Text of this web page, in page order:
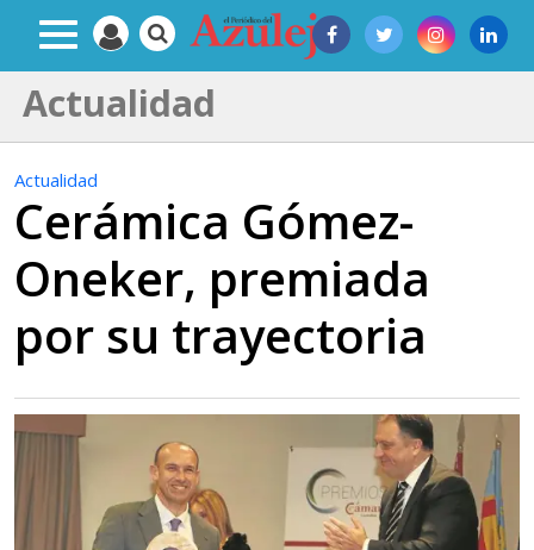
Actualidad
Actualidad
Cerámica Gómez-
Oneker, premiada
por su trayectoria